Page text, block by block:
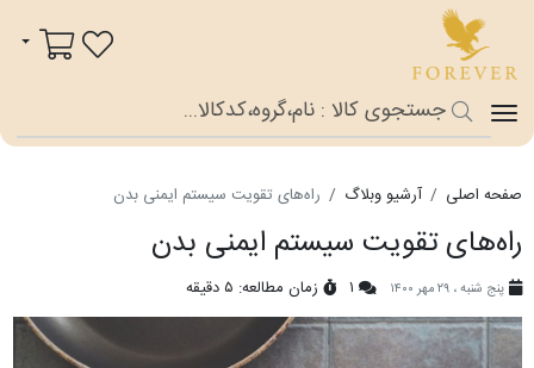
سبد خرید
صفحه اصلی آرشیو وبلاگ راه‌های تقویت سیستم ایمنی بدن
راه‌های تقویت سیستم ایمنی بدن
پنج شنبه ، ۲۹ مهر ۱۴۰۰ زمان مطالعه: ۵ دقیقه